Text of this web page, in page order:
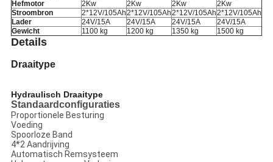
Hefmotor
2Kw 2Kw 2Kw
2Kw
Stroombron
2*12V/105Ah2*12V/105Ah2*12V/105Ah2*12V/105Ah
Lader
24V/15A 24V/15A 24V/15A
24V/15A
Gewicht
1100 kg 1200 kg 1350 kg 1500 kg
Details
Draaitype
Hydraulisch Draaitype
Standaardconfiguraties
Proportionele Besturing
Voeding
Spoorloze Band
4*2 Aandrijving
Automatisch Remsysteem